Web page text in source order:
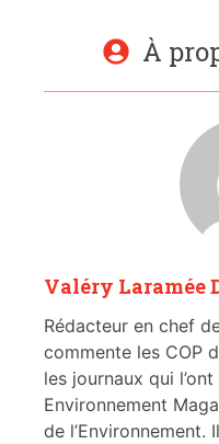
À
Valéry Laramée
Rédacteur en chef
commente les COP
les journaux qui
Environnement
de l’Environnement.